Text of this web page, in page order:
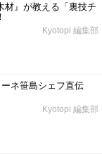
材』が教える「裏技チ
Kyotopi 編集部
ネ笹島シェフ直伝
Kyotopi 編集部